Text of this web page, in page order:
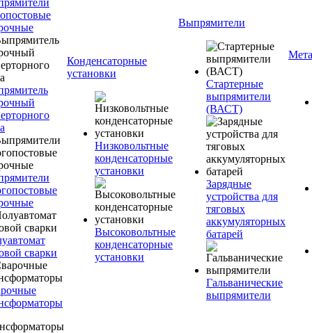
сварки
Конденсаторные
установки
Низковольтные
конденсаторные
установки
Высоковольтные
конденсаторные
установки
Выпрямители
Стартерные
выпрямители
(ВАСТ)
Зарядные
устройства для
тяговых
аккумуляторных
батарей
Гальванические
выпрямители